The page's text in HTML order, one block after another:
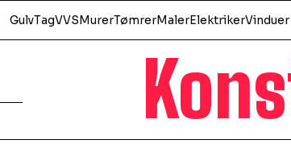
GulvTagVVSMurerTømrerMalerElektriker